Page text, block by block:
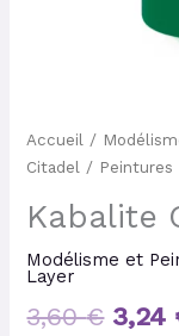
Accueil /
Citadel / Peintures
Kabalite
Modélisme et
Layer
3,60€ 3,24